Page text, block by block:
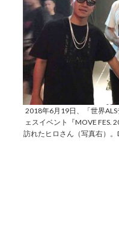
2018年6月19日、「世界
ェスイベント『MOVE FES.
訪れたヒロさん（写真右）